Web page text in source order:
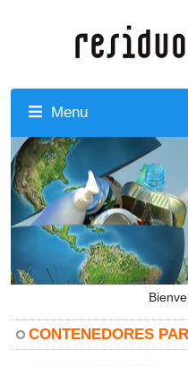
Menu
CONTENEDORES